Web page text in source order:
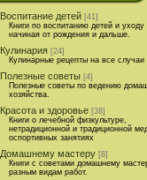
Воспитание детей [41]
Книги по воспитанию детей и уходу
начиная от рождения и дальше.
Кулинария [24]
Кулинарные рецепты на все случаи
Полезные советы [4]
Полезные советы по ведению
хозяйства.
Красота и здоровье [38]
Книги о лечебной физкультуре,
нетрадиционной и традиционной
оспортивных занятиях
Домашнему мастеру [8]
Книги с советами домашнему
разным видам работ.